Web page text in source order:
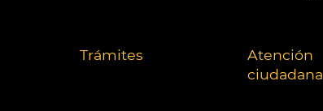
Trámites
Atención
ciudadana